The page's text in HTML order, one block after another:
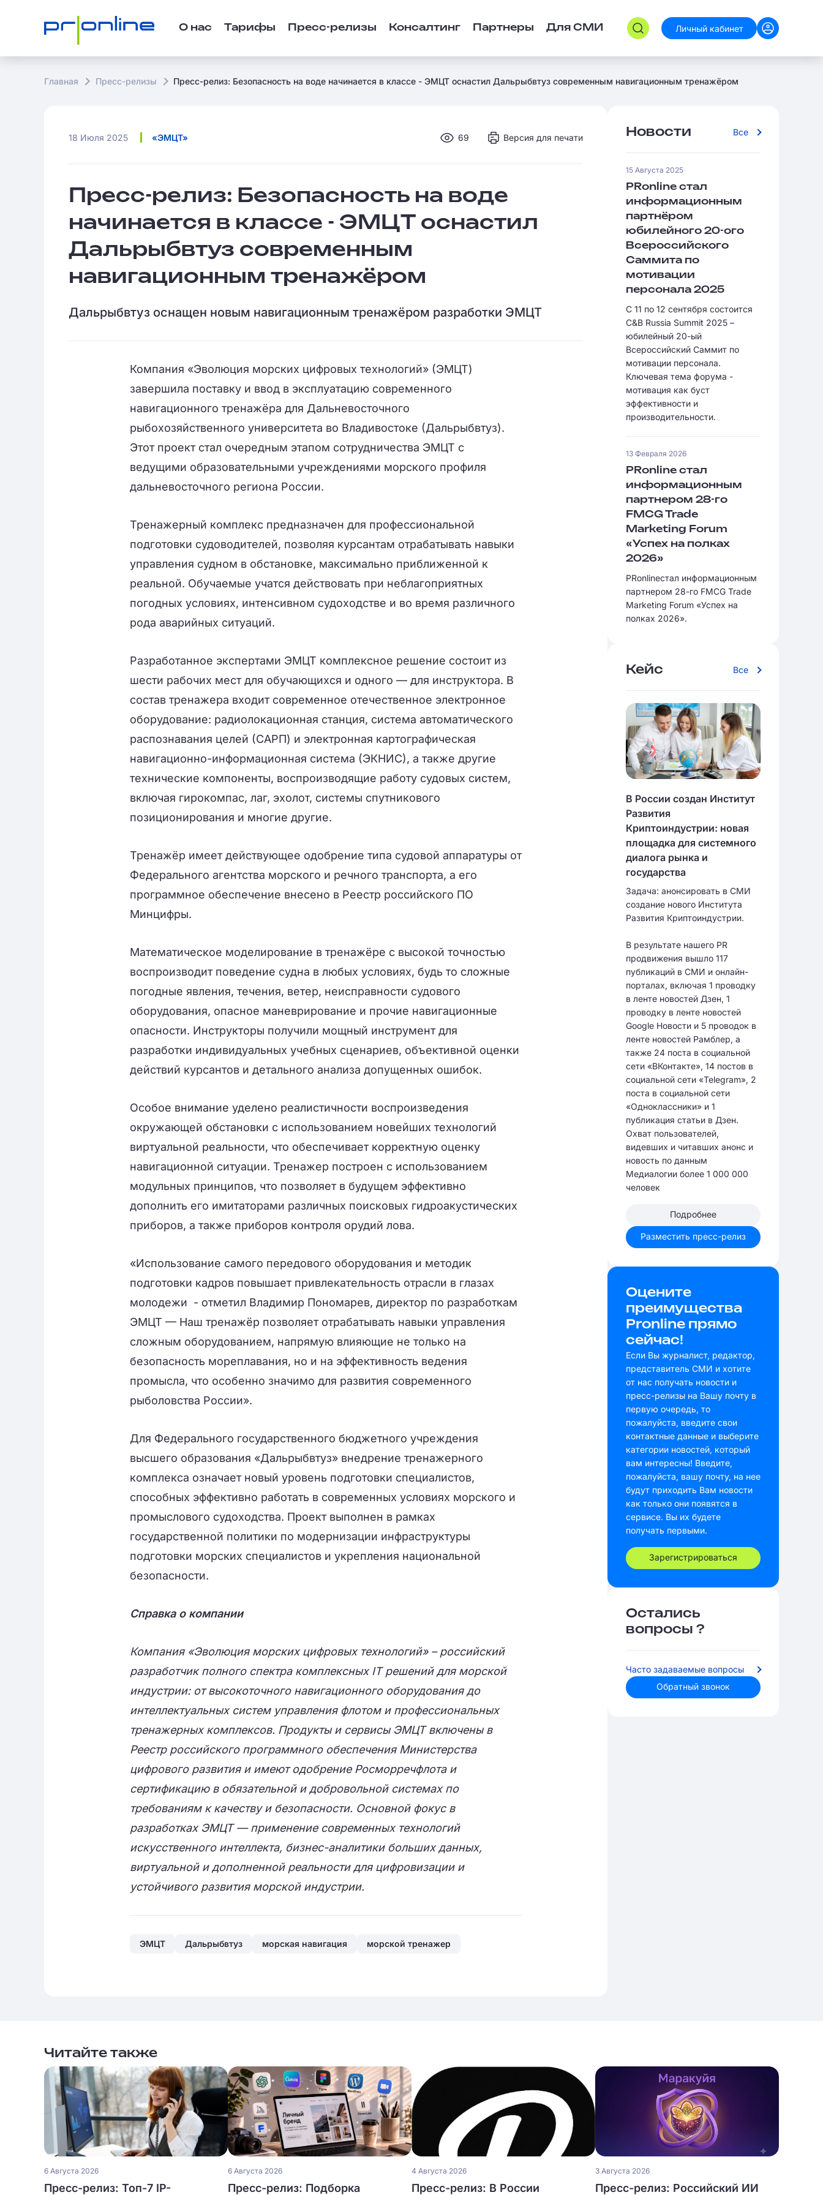
О нас Тарифы Пресс-релизы Консалтинг Партнеры Для СМИ Личный кабинет
Главная Пресс-релизы Пресс-релиз: Безопасность на воде начинается в классе - ЭМЦТ оснастил Дальрыбвтуз современным навигационным тренажёром
18 Июля 2025 «ЭМЦТ» 69 Версия для печати
Пресс-релиз: Безопасность на воде
начинается в классе - ЭМЦТ оснастил
Дальрыбвтуз современным
навигационным тренажёром
Дальрыбвтуз оснащен новым навигационным тренажёром разработки ЭМЦТ
Компания «Эволюция морских цифровых технологий» (ЭМЦТ)
завершила поставку и ввод в эксплуатацию современного
навигационного тренажёра для Дальневосточного
рыбохозяйственного университета во Владивостоке (Дальрыбвтуз).
Этот проект стал очередным этапом сотрудничества ЭМЦТ с
ведущими образовательными учреждениями морского профиля
дальневосточного региона России.
Тренажерный комплекс предназначен для профессиональной
подготовки судоводителей, позволяя курсантам отрабатывать навыки
управления судном в обстановке, максимально приближенной к
реальной. Обучаемые учатся действовать при неблагоприятных
погодных условиях, интенсивном судоходстве и во время различного
рода аварийных ситуаций.
Разработанное экспертами ЭМЦТ комплексное решение состоит из
шести рабочих мест для обучающихся и одного — для инструктора. В
состав тренажера входит современное отечественное электронное
оборудование: радиолокационная станция, система автоматического
распознавания целей (САРП) и электронная картографическая
навигационно-информационная система (ЭКНИС), а также другие
технические компоненты, воспроизводящие работу судовых систем,
включая гирокомпас, лаг, эхолот, системы спутникового
позиционирования и многие другие.
Тренажёр имеет действующее одобрение типа судовой аппаратуры от
Федерального агентства морского и речного транспорта, а его
программное обеспечение внесено в Реестр российского ПО
Минцифры.
Математическое моделирование в тренажёре с высокой точностью
воспроизводит поведение судна в любых условиях, будь то сложные
погодные явления, течения, ветер, неисправности судового
оборудования, опасное маневрирование и прочие навигационные
опасности. Инструкторы получили мощный инструмент для
разработки индивидуальных учебных сценариев, объективной оценки
действий курсантов и детального анализа допущенных ошибок.
Особое внимание уделено реалистичности воспроизведения
окружающей обстановки с использованием новейших технологий
виртуальной реальности, что обеспечивает корректную оценку
навигационной ситуации. Тренажер построен с использованием
модульных принципов, что позволяет в будущем эффективно
дополнить его имитаторами различных поисковых гидроакустических
приборов, а также приборов контроля орудий лова.
«Использование самого передового оборудования и методик
подготовки кадров повышает привлекательность отрасли в глазах
молодежи - отметил Владимир Пономарев, директор по разработкам
ЭМЦТ — Наш тренажёр позволяет отрабатывать навыки управления
сложным оборудованием, напрямую влияющие не только на
безопасность мореплавания, но и на эффективность ведения
промысла, что особенно значимо для развития современного
рыболовства России».
Для Федерального государственного бюджетного учреждения
высшего образования «Дальрыбвтуз» внедрение тренажерного
комплекса означает новый уровень подготовки специалистов,
способных эффективно работать в современных условиях морского и
промыслового судоходства. Проект выполнен в рамках
государственной политики по модернизации инфраструктуры
подготовки морских специалистов и укрепления национальной
безопасности.
Справка о компании
Компания «Эволюция морских цифровых технологий» – российский
разработчик полного спектра комплексных IT решений для морской
индустрии: oт высокоточного навигационного оборудования до
интеллектуальных систем управления флотом и профессиональных
тренажерных комплексов. Продукты и сервисы ЭМЦТ включены в
Реестр российского программного обеспечения Министерства
цифрового развития и имеют одобрение Росморречфлота и
сертификацию в обязательной и добровольной системах по
требованиям к качеству и безопасности. Основной фокус в
разработках ЭМЦТ — применение современных технологий
искусственного интеллекта, бизнес-аналитики больших данных,
виртуальной и дополненной реальности для цифровизации и
устойчивого развития морской индустрии.
ЭМЦТ Дальрыбвтуз морская навигация морской тренажер
Новости Все
15 Августа 2025
PRonline стал
информационным
партнёром
юбилейного 20-ого
Всероссийского
Саммита по
мотивации
персонала 2025
С 11 по 12 сентября состоится
C&B Russia Summit 2025 –
юбилейный 20-ый
Всероссийский Саммит по
мотивации персонала.
Ключевая тема форума -
мотивация как буст
эффективности и
производительности.
13 Февраля 2026
PRonline стал
информационным
партнером 28-го
FMCG Trade
Marketing Forum
«Успех на полках
2026»
PRonlineстал информационным
партнером 28-го FMCG Trade
Marketing Forum «Успех на
полках 2026».
Кейс Все
В России создан Институт
Развития
Криптоиндустрии: новая
площадка для системного
диалога рынка и
государства
Задача: анонсировать в СМИ
создание нового Института
Развития Криптоиндустрии.
В результате нашего PR
продвижения вышло 117
публикаций в СМИ и онлайн-
порталах, включая 1 проводку
в ленте новостей Дзен, 1
проводку в ленте новостей
Google Новости и 5 проводок в
ленте новостей Рамблер, а
также 24 поста в социальной
сети «ВКонтакте», 14 постов в
социальной сети «Telegram», 2
поста в социальной сети
«Одноклассники» и 1
публикация статьи в Дзен.
Охват пользователей,
видевших и читавших анонс и
новость по данным
Медиалогии более 1 000 000
человек
Подробнее
Разместить пресс-релиз
Оцените
преимущества
Pronline прямо
сейчас!
Если Вы журналист, редактор,
представитель СМИ и хотите
от нас получать новости и
пресс-релизы на Вашу почту в
первую очередь, то
пожалуйста, введите свои
контактные данные и выберите
категории новостей, который
вам интересны! Введите,
пожалуйста, вашу почту, на нее
будут приходить Вам новости
как только они появятся в
сервисе. Вы их будете
получать первыми.
Зарегистрироваться
Остались
вопросы ?
Часто задаваемые вопросы
Обратный звонок
Читайте также
6 Августа 2026
Пресс-релиз: Топ-7 IP-
6 Августа 2026
Пресс-релиз: Подборка
4 Августа 2026
Пресс-релиз: В России
3 Августа 2026
Пресс-релиз: Российский ИИ